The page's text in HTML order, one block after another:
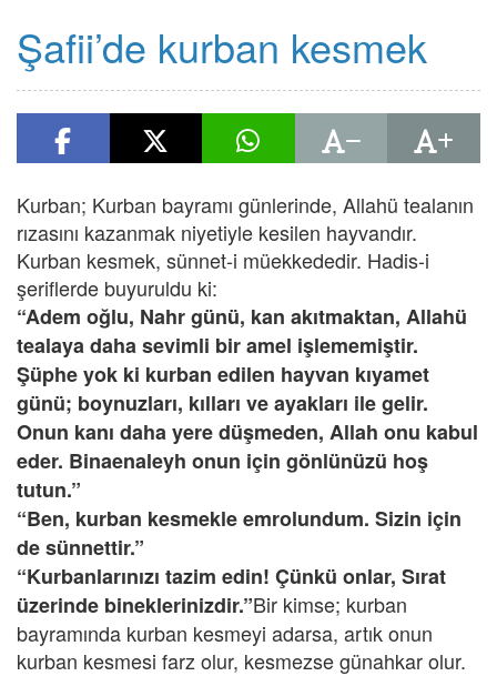
Şafii’de kurban kesmek
Kurban; Kurban bayramı günlerinde, Allahü tealanın
rızasını kazanmak niyetiyle kesilen hayvandır.
Kurban kesmek, sünnet-i müekkededir. Hadis-i
şeriflerde buyuruldu ki:
“Adem oğlu, Nahr günü, kan akıtmaktan, Allahü
tealaya daha sevimli bir amel işlememiştir.
Şüphe yok ki kurban edilen hayvan kıyamet
günü; boynuzları, kılları ve ayakları ile gelir.
Onun kanı daha yere düşmeden, Allah onu kabul
eder. Binaenaleyh onun için gönlünüzü hoş
tutun.”
“Ben, kurban kesmekle emrolundum. Sizin için
de sünnettir.”
“Kurbanlarınızı tazim edin! Çünkü onlar, Sırat
üzerinde bineklerinizdir.”Bir kimse; kurban
bayramında kurban kesmeyi adarsa, artık onun
kurban kesmesi farz olur, kesmezse günahkar olur.